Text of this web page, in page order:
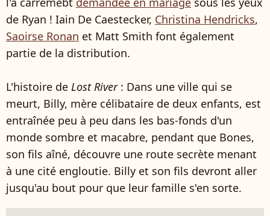
de Ryan ! Iain De Caestecker, Christina Hendricks,
Saoirse Ronan et Matt Smith font également
partie de la distribution.
L'histoire de Lost River: Dans une ville qui se
meurt, Billy, mère célibataire de deux enfants, est
entraînée peu à peu dans les bas-fonds d'un
monde sombre et macabre, pendant que Bones,
son fils aîné, découvre une route secrète menant
à une cité engloutie. Billy et son fils devront aller
jusqu'au bout pour que leur famille s'en sorte.